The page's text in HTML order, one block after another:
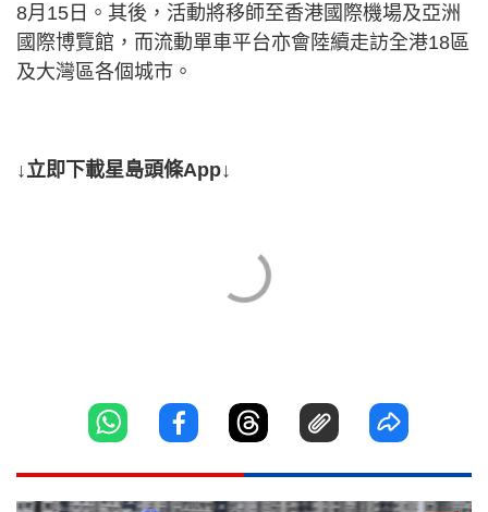
8月15日。其後，活動將移師至香港國際機場及亞洲
國際博覽館，而流動單車平台亦會陸續走訪全港18區
及大灣區各個城市。
↓立即下載星島頭條App↓